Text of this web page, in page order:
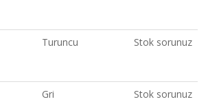
Turuncu Stok sorunuz
Gri Stok sorunuz